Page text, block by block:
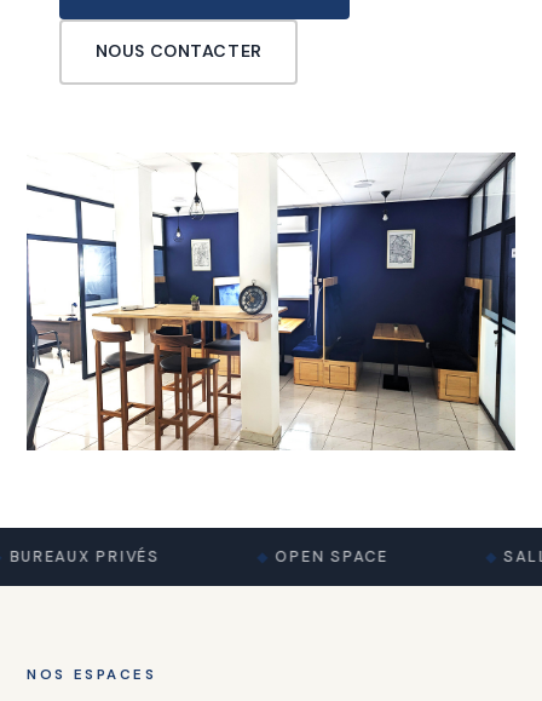
NOUS CONTACTER
PRIVÉS OPEN SPACE
NOS ESPACES